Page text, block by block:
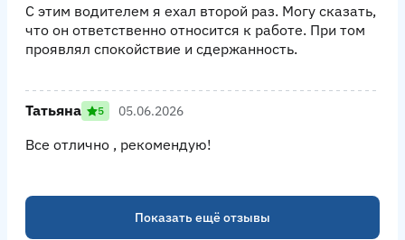
С этим водителем я ехал второй раз. Могу сказать,
что он ответственно относится к работе. При том
проявлял спокойствие и сдержанность.
Татьяна 5 05.06.2026
Все отлично , рекомендую!
Показать ещё отзывы